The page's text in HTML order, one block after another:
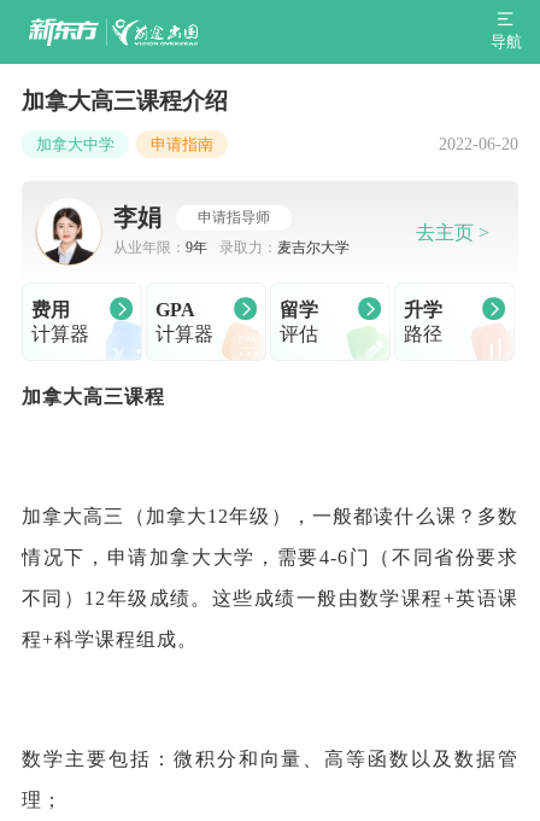
导航
加拿大高三课程介绍
加拿大中学 申请指南 2022-06-20
李娟
申请指导师
从业年限： 9年 录取力： 麦吉尔大学
去主页 >
费用
计算器
GPA
计算器
留学
评估
升学
路径
加拿大高三课程
加拿大高三（加拿大12年级），一般都读什么课？多数
情况下，申请加拿大大学，需要4-6门（不同省份要求
不同）12年级成绩。这些成绩一般由数学课程+英语课
程+科学课程组成。
数学主要包括：微积分和向量、高等函数以及数据管
理；